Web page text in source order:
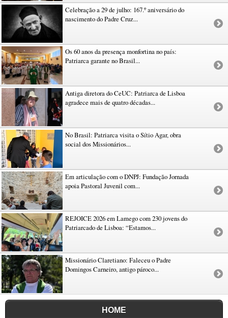
Celebração a 29 de julho: 167.º aniversário do
nascimento do Padre Cruz...
Os 60 anos da presença monfortina no país:
Patriarca garante no Brasil...
Antiga diretora do CeUC: Patriarca de Lisboa
agradece mais de quatro décadas...
No Brasil: Patriarca visita o Sítio Agar, obra
social dos Missionários...
Em articulação com o DNPJ: Fundação Jornada
apoia Pastoral Juvenil com...
REJOICE 2026 em Lamego com 230 jovens do
Patriarcado de Lisboa: “Estamos...
Missionário Claretiano: Faleceu o Padre
Domingos Carneiro, antigo pároco...
HOME